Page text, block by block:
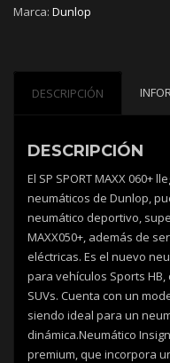
Marca: Dunlop
DESCRIPCIÓN
DESCRIPCIÓN
El SP SPORT MAXX 060+
neumáticos de Dunlop,
neumático deportivo,
MAXX050+, además de
eléctricas. Es el nuevo
para vehículos Sports HB,
SUVs. Cuenta con un
siendo ideal para un
dinámica.Neumático
premium, que incorpora